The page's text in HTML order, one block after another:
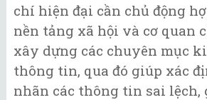
chí hiện đại cần chủ động
nền tảng xã hội và cơ quan
xây dựng các chuyên mục
thông tin, qua đó giúp xác
nhãn các thông tin sai lệch,